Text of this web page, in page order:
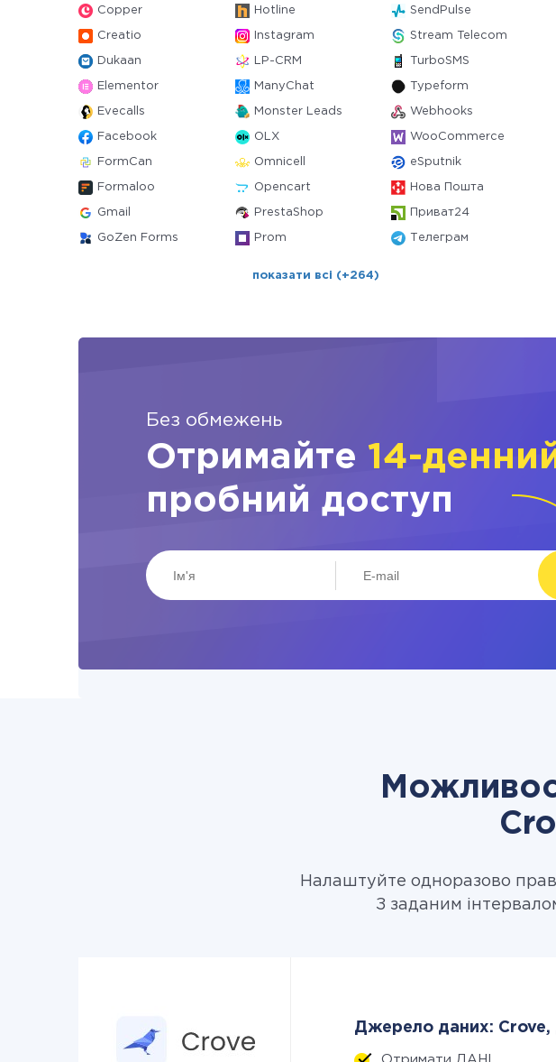
Copper Hotline SendPulse
Creatio Instagram Stream Telecom
Dukaan LP-CRM TurboSMS
Elementor ManyChat Typeform
Evecalls Monster Leads Webhooks
Facebook OLX WooCommerce
FormCan Omnicell eSputnik
Formaloo Opencart Нова Пошта
Gmail PrestaShop Приват24
GoZen Forms Prom Телеграм
показати всі (+264)
Без обмежень
Отримайте 14-
пробний доступ
Налаштуйте одноразово
З заданим
Джерело даних: Crove,